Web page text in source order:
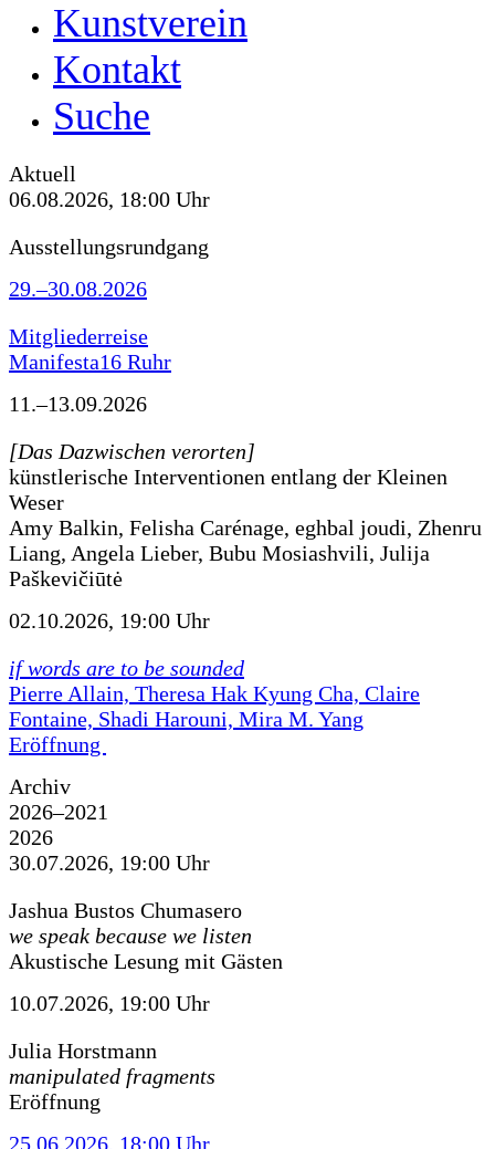
Kunstverein
Kontakt
Suche
Aktuell
06.08.2026, 18:00 Uhr
Ausstellungsrundgang
29.–30.08.2026
Mitgliederreise
Manifesta16 Ruhr
11.–13.09.2026
[Das Dazwischen verorten]
künstlerische Interventionen entlang der Kleinen
Weser
Amy Balkin, Felisha Carénage, eghbal joudi, Zhenru
Liang, Angela Lieber, Bubu Mosiashvili, Julija
Paškevičiūtė
02.10.2026, 19:00 Uhr
if words are to be sounded
Pierre Allain, Theresa Hak Kyung Cha, Claire
Fontaine, Shadi Harouni, Mira M. Yang
Eröffnung
Archiv
2026–2021
2026
30.07.2026, 19:00 Uhr
Jashua Bustos Chumasero
we speak because we listen
Akustische Lesung mit Gästen
10.07.2026, 19:00 Uhr
Julia Horstmann
manipulated fragments
Eröffnung
25.06.2026, 18:00 Uhr